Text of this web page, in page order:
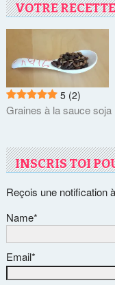
VOTRE
5 (2)
Graines à la sauce soja
INSCRIS TOI
Reçois une notification
Name*
Email*